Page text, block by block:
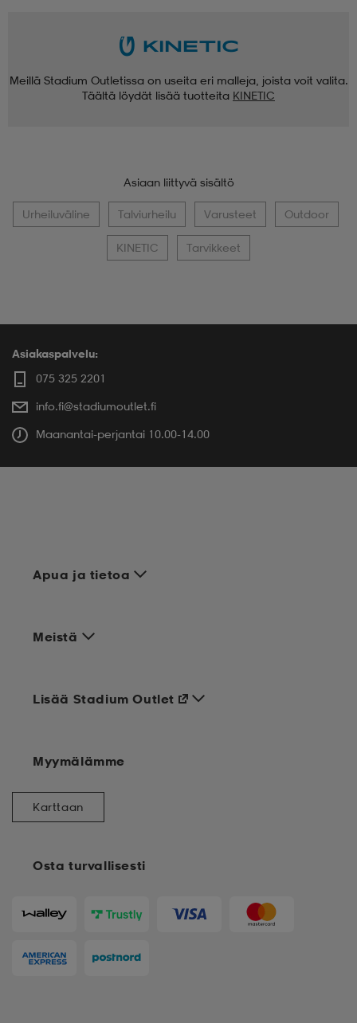
Meillä Stadium Outletissa on useita eri malleja, joista voit valita.
Täältä löydät lisää tuotteita KINETIC
Asiaan liittyvä sisältö
Urheiluväline Talviurheilu Varusteet Outdoor
KINETIC Tarvikkeet
Asiakaspalvelu:
075 325 2201
info.fi@stadiumoutlet.fi
Maanantai-perjantai 10.00-14.00
Apua ja tietoa
Meistä
Osta turvallisesti
Lisää Stadium Outlet
Myymälämme
Karttaan